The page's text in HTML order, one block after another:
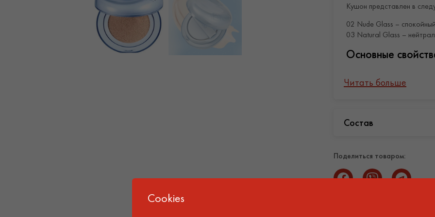
Кушон представлен в
02 Nude Glass –
03 Natural Glass –
Основные
Увлажняющий кушон FWEE
плотное покрытие
средство создает
увлажняющие
термальная вода
Читать больше
Состав
Поделиться товаром:
Cookies